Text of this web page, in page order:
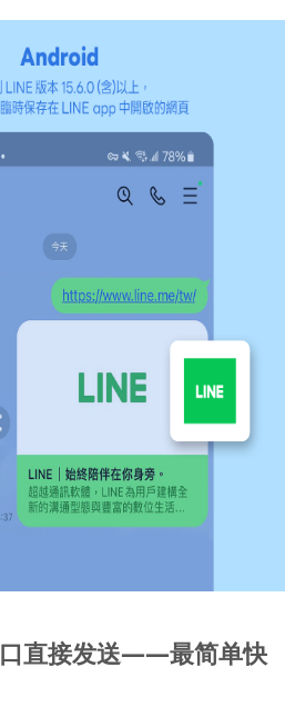
直接发送——最简单快